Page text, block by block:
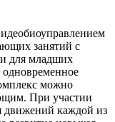
занятий с
и для младших
можно
При участии
движений каждой из